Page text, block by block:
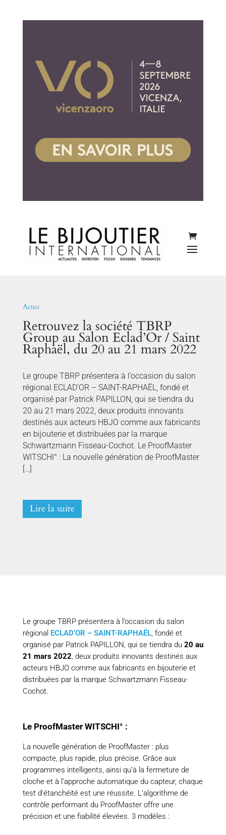
Actus
Retrouvez la société TBRP
Group au Salon Eclad’Or / Saint
Raphaël, du 20 au 21 mars 2022
Le groupe TBRP présentera à l’occasion du salon
régional ECLAD’OR – SAINT-RAPHAËL, fondé et
organisé par Patrick PAPILLON, qui se tiendra du
20 au 21 mars 2022, deux produits innovants
destinés aux acteurs HBJO comme aux fabricants
en bijouterie et distribuées par la marque
Schwartzmann Fisseau-Cochot. Le ProofMaster
WITSCHI° : La nouvelle génération de ProofMaster
[…]
Lire la suite
Le groupe TBRP présentera à l’occasion du salon
régional ECLAD’OR – SAINT-RAPHAËL, fondé et
organisé par Patrick PAPILLON, qui se tiendra du 20 au
21 mars 2022, deux produits innovants destinés aux
acteurs HBJO comme aux fabricants en bijouterie et
distribuées par la marque Schwartzmann Fisseau-
Cochot.
Le ProofMaster WITSCHI° :
La nouvelle génération de ProofMaster : plus
compacte, plus rapide, plus précise. Grâce aux
programmes intelligents, ainsi qu’à la fermeture de
cloche et à l’approche automatique du capteur, chaque
test d’étanchéité est une réussite. L’algorithme de
contrôle performant du ProofMaster offre une
précision et une fiabilité élevées. 3 modèles :